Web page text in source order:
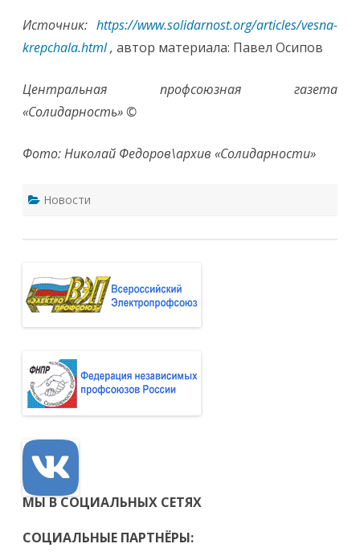
Источник: https://www.solidarnost.org/articles/vesna-
krepchala.html, автор материала: Павел Осипов
Центральная профсоюзная газета
«Солидарность» ©
Фото: Николай Федоров\архив «Солидарности»
Новости
МЫ В СОЦИАЛЬНЫХ СЕТЯХ
СОЦИАЛЬНЫЕ ПАРТНЁРЫ: